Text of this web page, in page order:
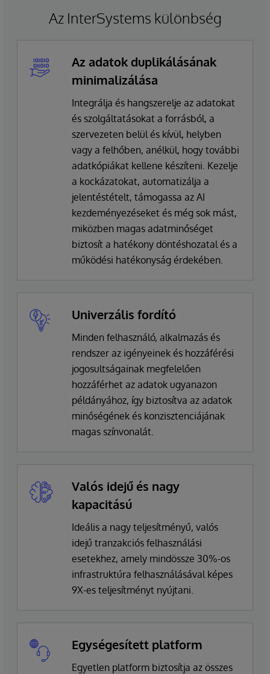
Az InterSystems különbség
Az adatok duplikálásának
minimalizálása
Integrálja és hangszerelje az adatokat
és szolgáltatásokat a forrásból, a
szervezeten belül és kívül, helyben
vagy a felhőben, anélkül, hogy további
adatkópiákat kellene készíteni. Kezelje
a kockázatokat, automatizálja a
jelentéstételt, támogassa az AI
kezdeményezéseket és még sok mást,
miközben magas adatminőséget
biztosít a hatékony döntéshozatal és a
működési hatékonyság érdekében.
Univerzális fordító
Minden felhasználó, alkalmazás és
rendszer az igényeinek és hozzáférési
jogosultságainak megfelelően
hozzáférhet az adatok ugyanazon
példányához, így biztosítva az adatok
minőségének és konzisztenciájának
magas színvonalát.
Valós idejű és nagy
kapacitású
Ideális a nagy teljesítményű, valós
idejű tranzakciós felhasználási
esetekhez, amely mindössze 30%-os
infrastruktúra felhasználásával képes
9X-es teljesítményt nyújtani.
Egységesített platform
Egyetlen platform biztosítja az összes